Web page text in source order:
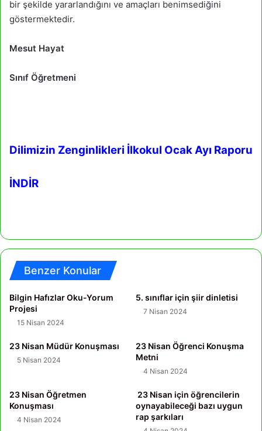
bir şekilde yararlandığını ve amaçları benimsediğini
göstermektedir.
Mesut Hayat
Sınıf Öğretmeni
Dilimizin Zenginlikleri İlkokul Ocak Ayı Raporu
İNDİR
Benzer Konular
Bilgin Hafızlar Oku-Yorum
Projesi
15 Nisan 2024
5. sınıflar için şiir dinletisi
7 Nisan 2024
23 Nisan Müdür Konuşması
5 Nisan 2024
23 Nisan Öğrenci Konuşma
Metni
4 Nisan 2024
23 Nisan Öğretmen
Konuşması
4 Nisan 2024
23 Nisan için öğrencilerin
oynayabileceği bazı uygun
rap şarkıları